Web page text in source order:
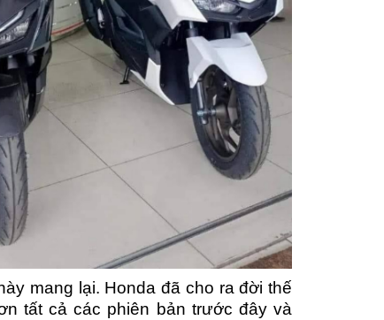
mang lại. Honda đã cho ra đời thế
tất cả các phiên bản trước đây và